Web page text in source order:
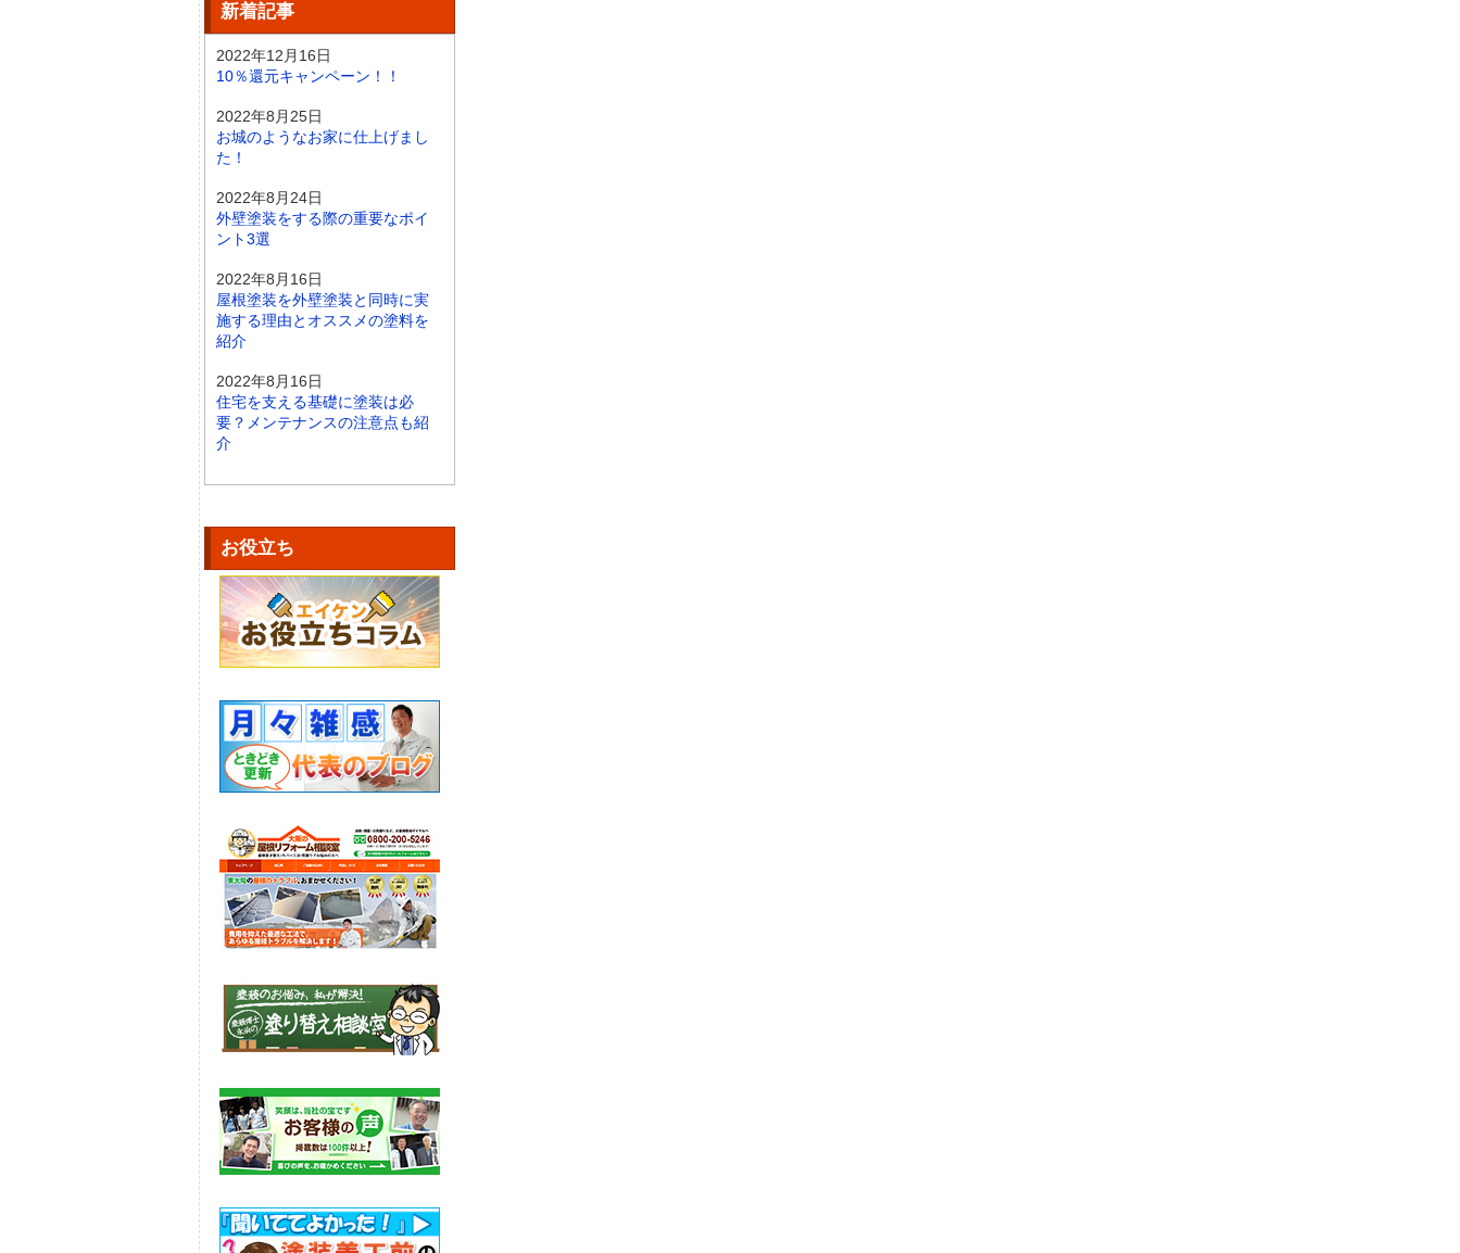
新着記事
2022年12月16日
10％還元キャンペーン！！
2022年8月25日
お城のようなお家に仕上げまし
た！
2022年8月24日
外壁塗装をする際の重要なポイ
ント3選
2022年8月16日
屋根塗装を外壁塗装と同時に実
施する理由とオススメの塗料を
紹介
2022年8月16日
住宅を支える基礎に塗装は必
要？メンテナンスの注意点も紹
介
お役立ち